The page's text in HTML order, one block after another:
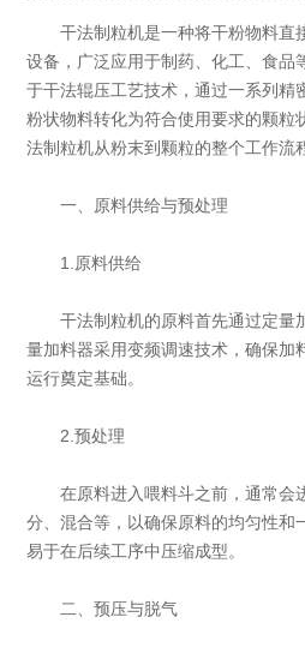
干法制粒机是一种将干粉物料直
设备，广泛应用于制药、化工、食品
于干法辊压工艺技术，通过一系列精
粉状物料转化为符合使用要求的颗粒
法制粒机从粉末到颗粒的整个工作流
一、原料供给与预处理
1.原料供给
干法制粒机的原料首先通过定量
量加料器采用变频调速技术，确保加
运行奠定基础。
2.预处理
在原料进入喂料斗之前，通常会
分、混合等，以确保原料的均匀性和
易于在后续工序中压缩成型。
二、预压与脱气